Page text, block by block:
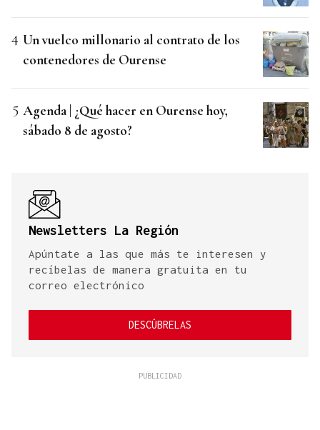
Un vuelco millonario al contrato de los
contenedores de Ourense
Agenda | ¿Qué hacer en Ourense hoy,
sábado 8 de agosto?
Newsletters La Región
Apúntate a las que más te interesen y
recíbelas de manera gratuita en tu
correo electrónico
DESCÚBRELAS